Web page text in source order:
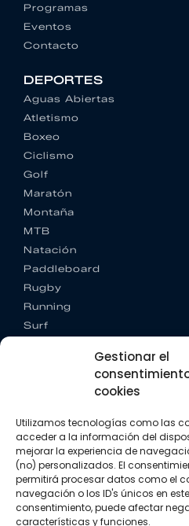
Gestionar el
cookies
Utilizamos tecnologías como las
acceder a la información del
mejorar la experiencia de
(no) personalizados. El
permitirá procesar datos como el
navegación o los ID's únicos en
consentimiento, puede afectar
características y funciones.
Programas
Eventos
Contacto
DEPORTES
Aguas Abiertas
Atletismo
Boxeo
Ciclismo
Golf
Maratón
Montaña
MTB
Natación
Paddleboard
Rugby
Running
Surf
CONTACTO
+34 662 342 177
info@vkssport.com
SÍGUENOS